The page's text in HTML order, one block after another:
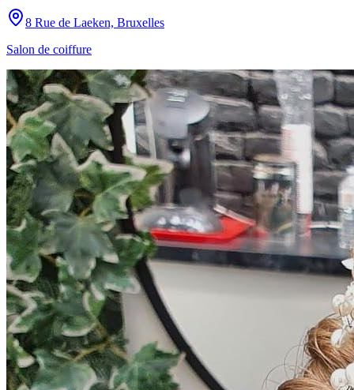
8 Rue de Laeken, Bruxelles
Salon de coiffure